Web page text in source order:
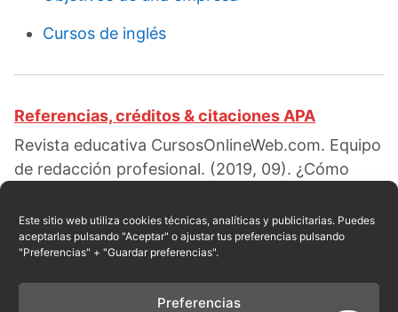
Este sitio web utiliza cookies técnicas, analíticas y publicitarias. Puedes
aceptarlas pulsando "Aceptar" o ajustar tus preferencias pulsando
"Preferencias" + "Guardar preferencias".
Preferencias
Cursos de inglés
Referencias, créditos & citaciones APA
Revista educativa CursosOnlineWeb.com. Equipo
de redacción profesional. (2019, 09). ¿Cómo
Isabella G. Ortiz. Obtenido en fecha 08, 2026,
desde el sitio web:
https://cursosonlineweb.com/como-hacer-un-
reporte-de-practica.html